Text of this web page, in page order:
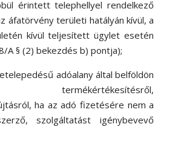
érintett telephellyel rendelkező
áfatörvény területi hatályán kívül, a
kívül teljesített ügylet esetén
A § (2) bekezdés b) pontja);
adóalany által belföldön
termékértékesítésről,
ha az adó fizetésére nem a
szolgáltatást igénybevevő